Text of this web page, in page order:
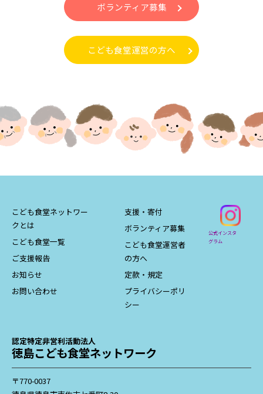
ボランティア募集
こども食堂運営の方へ
こども食堂ネットワー
クとは
こども食堂一覧
ご支援報告
お知らせ
お問い合わせ
支援・寄付
ボランティア募集
こども食堂運営者
の方へ
定款・規定
プライバシーポリ
シー
公式インスタ
グラム
認定特定非営利活動法人
徳島こども食堂ネットワーク
〒770-0037